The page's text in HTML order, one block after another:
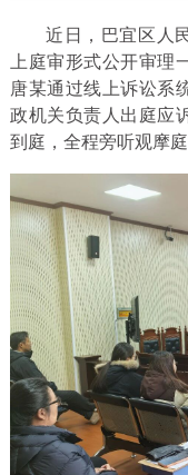
近日，巴宜区人
上庭审形式公开审
唐某通过线上诉讼系
政机关负责人出庭应
到庭，全程旁听观摩庭